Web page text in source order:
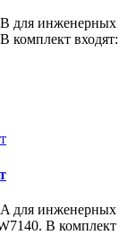
для инженерных
входят:
для инженерных
В комплект